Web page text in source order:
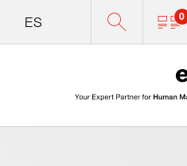
ES 0